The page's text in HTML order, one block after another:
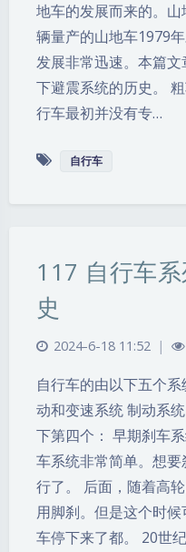
地车的发展而来的。
辆量产的山地车1979
发展非常迅速。本篇
下避震系统的历史。
行车最初并没有专…
自行车
117 自行车
史
2024-6-18 11:52 |
自行车的由以下五个
动和变速系统 制动系
下第四个： 早期刹车
车系统非常简单。想
行了。 后面，随着高
用脚刹。但是这个时
车停下来了都。 20世